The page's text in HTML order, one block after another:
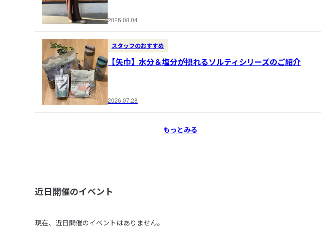
2026.08.04
スタッフのおすすめ
【矢巾】水分＆塩分が摂れるソルティシリーズのご紹介
2026.07.28
もっとみる
近日開催のイベント
現在、近日開催のイベントはありません。